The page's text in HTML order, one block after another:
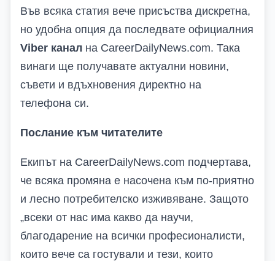
Във всяка статия вече присъства дискретна,
но удобна опция да последвате официалния
Viber канал на CareerDailyNews.com. Така
винаги ще получавате актуални новини,
съвети и вдъхновения директно на
телефона си.
Послание към читателите
Екипът на CareerDailyNews.com подчертава,
че всяка промяна е насочена към по-приятно
и лесно потребителско изживяване. Защото
„всеки от нас има какво да научи,
благодарение на всички професионалисти,
които вече са гостували и тези, които